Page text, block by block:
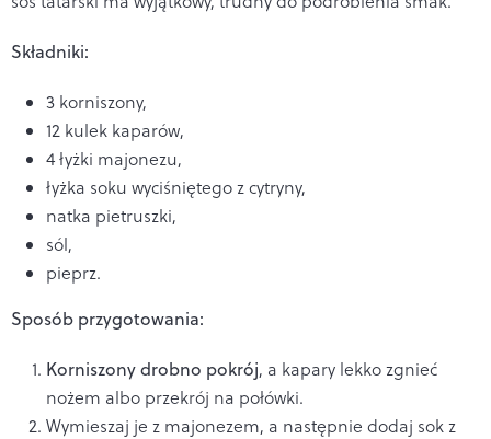
Składniki:
3 korniszony,
12 kulek kaparów,
4 łyżki majonezu,
łyżka soku wyciśniętego z cytryny,
natka pietruszki,
sól,
pieprz.
Sposób przygotowania:
Korniszony drobno pokrój, a kapary lekko zgnieć
nożem albo przekrój na połówki.
Wymieszaj je z majonezem, a następnie dodaj sok z